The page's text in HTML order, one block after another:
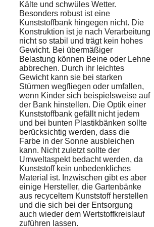
Kälte und schwüles Wetter.
Besonders robust ist eine
Kunststoffbank hingegen nicht. Die
Konstruktion ist je nach Verarbeitung
nicht so stabil und trägt kein hohes
Gewicht. Bei übermäßiger
Belastung können Beine oder Lehne
abbrechen. Durch ihr leichtes
Gewicht kann sie bei starken
Stürmen wegfliegen oder umfallen,
wenn Kinder sich beispielsweise auf
der Bank hinstellen. Die Optik einer
Kunststoffbank gefällt nicht jedem
und bei bunten Plastikbänken sollte
berücksichtig werden, dass die
Farbe in der Sonne ausbleichen
kann. Nicht zuletzt sollte der
Umweltaspekt bedacht werden, da
Kunststoff kein unbedenkliches
Material ist. Inzwischen gibt es aber
einige Hersteller, die Gartenbänke
aus recyceltem Kunststoff herstellen
und die sich bei der Entsorgung
auch wieder dem Wertstoffkreislauf
zuführen lassen.